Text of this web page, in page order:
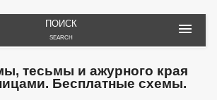
ПОИСК
SEARCH
ОБЗОРЫ, ОТЗЫВЫ ФОТО, ИСТОРИИ
ОБОИ
тесьмы и ажурного края
Бесплатные схемы.